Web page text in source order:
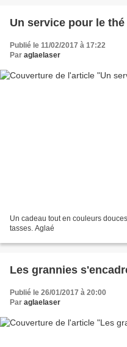
Un service pour le
Publié le 11/02/2017 à 17:22
Par aglaelaser
Un cadeau tout en couleurs
tasses. Aglaé
Les grannies
Publié le 26/01/2017 à 20:00
Par aglaelaser